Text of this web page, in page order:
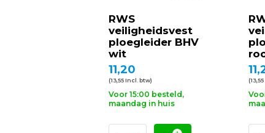
RWS
veiligheidsvest
ploegleider BHV
wit
11,20
(13,55 Incl. btw)
Voor 15:00 besteld,
maandag in huis